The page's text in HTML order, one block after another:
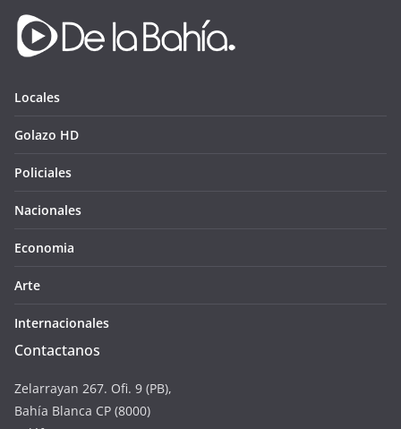
Locales
Golazo HD
Policiales
Nacionales
Economia
Arte
Internacionales
Contactanos
Zelarrayan 267. Ofi. 9 (PB),
Bahía Blanca CP (8000)